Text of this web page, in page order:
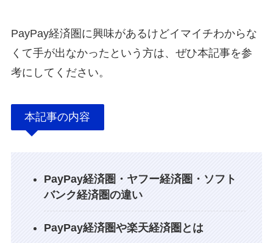
PayPay経済圏に興味があるけどイマイチわからな
くて手が出なかったという方は、ぜひ本記事を参
考にしてください。
本記事の内容
PayPay経済圏・ヤフー経済圏・ソフト
バンク経済圏の違い
PayPay経済圏や楽天経済圏とは